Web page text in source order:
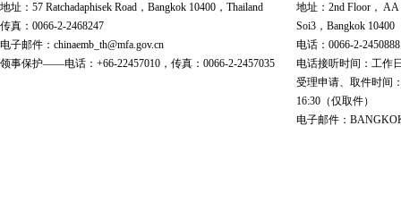
地址：57 Ratchadaphisek Road，Bangkok 10400，Thailand
传真：0066-2-2468247
电子邮件：chinaemb_th@mfa.gov.cn
领事保护——电话：+66-22457010，传真：0066-2-2457035
地址：2nd Floor， AA
Soi3，Bangkok 10400
电话：0066-2-
电话接听时间：工作
受理申请、取件时间
16:30（仅取件）
电子邮件：